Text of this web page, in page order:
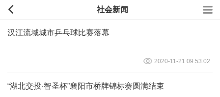
社会新闻
汉江流域城市乒乓球比赛落幕
2020-11-21 09:53:02
“湖北交投·智圣杯”襄阳市桥牌锦标赛圆满结束